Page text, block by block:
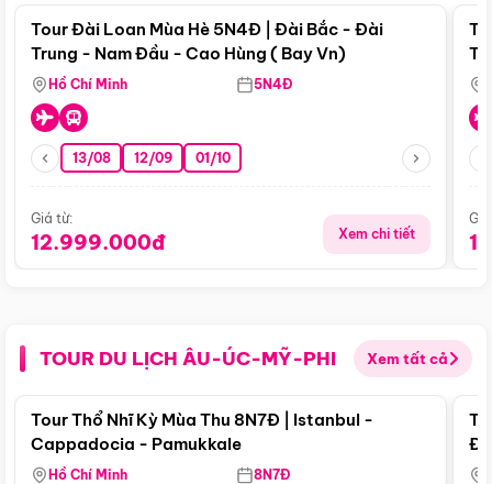
Tour Đài Loan Mùa Hè 5N4Đ | Đài Bắc - Đài
Trung - Nam Đầu - Cao Hùng ( Bay Vn)
Hồ Chí Minh 5N4Đ
13/08 12/09 01/10
Giá từ:
12.999.000đ Xem chi tiết
TOUR DU LỊCH ÂU-ÚC-MỸ-PHI Xem tất cả
Điểm nổi bật
Tour Thổ Nhĩ Kỳ Mùa Thu 8N7Đ | Istanbul -
Cappadocia - Pamukkale
Hồ Chí Minh 8N7Đ